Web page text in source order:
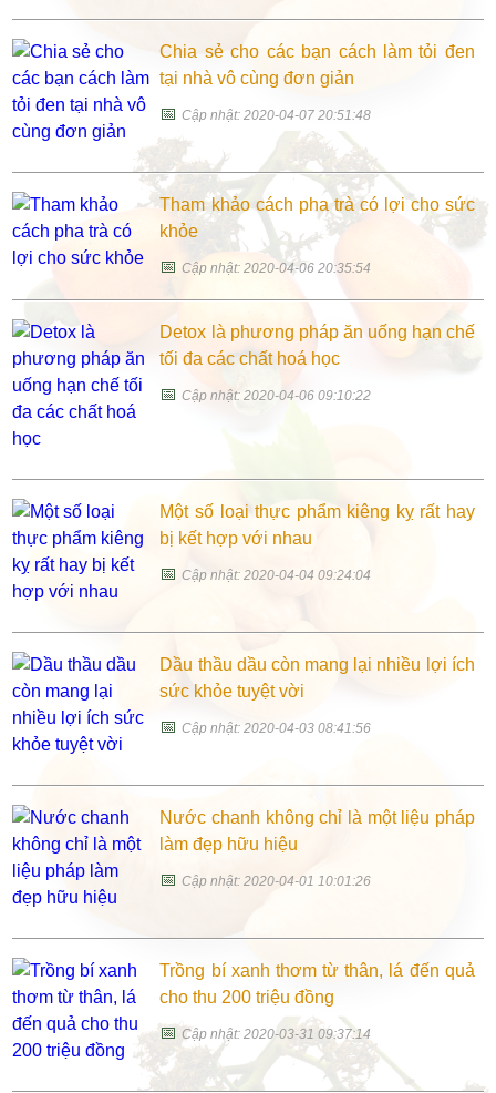
Chia sẻ cho các bạn cách làm tỏi đen
tại nhà vô cùng đơn giản
📅Cập nhật: 2020-04-07 20:51:48
Tham khảo cách pha trà có lợi cho sức
khỏe
📅Cập nhật: 2020-04-06 20:35:54
Detox là phương pháp ăn uống hạn chế
tối đa các chất hoá học
📅Cập nhật: 2020-04-06 09:10:22
Một số loại thực phẩm kiêng kỵ rất hay
bị kết hợp với nhau
📅Cập nhật: 2020-04-04 09:24:04
Dầu thầu dầu còn mang lại nhiều lợi ích
sức khỏe tuyệt vời
📅Cập nhật: 2020-04-03 08:41:56
Nước chanh không chỉ là một liệu pháp
làm đẹp hữu hiệu
📅Cập nhật: 2020-04-01 10:01:26
Trồng bí xanh thơm từ thân, lá đến quả
cho thu 200 triệu đồng
📅Cập nhật: 2020-03-31 09:37:14